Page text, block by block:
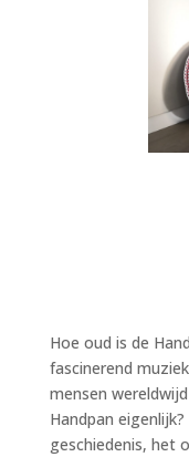
Hoe oud is de
fascinerend
mensen
Handpan
geschiedenis, het